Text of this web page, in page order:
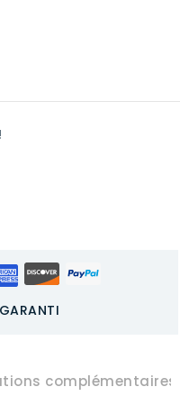
complémentaires